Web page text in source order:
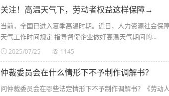
关注！高温天气下，劳动者权益这样保障→
当前，全国已进入夏季高温时期。近日，人力资源社会
天气工作时间规定 指导督促企业做好高温天气期间的...
2025/07/25 1145
仲裁委员会在什么情形下不予制作调解书？
问仲裁委员会在哪些法定情形下不予制作调解书？《劳